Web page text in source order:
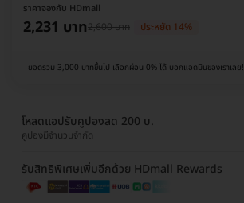
ราคาจองกับ HDmall
2,231 บาท2,600 บาท ประหยัด 14%
ยอดรวม 3,000 บาทขึ้นไป เลือกผ่อน 0% ได้ บอกแอดมินของเราเลย!
โหลดแอปรับคูปองลด 200 บ.
คูปองมีจำนวนจำกัด
รับสิทธิพิเศษเพิ่มอีกด้วย HDmall Rewards